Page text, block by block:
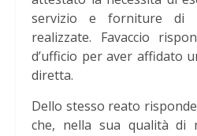
servizio e forniture di
realizzate. Favaccio
d’ufficio per aver affidato
diretta.
Dello stesso reato
che, nella sua qualità di